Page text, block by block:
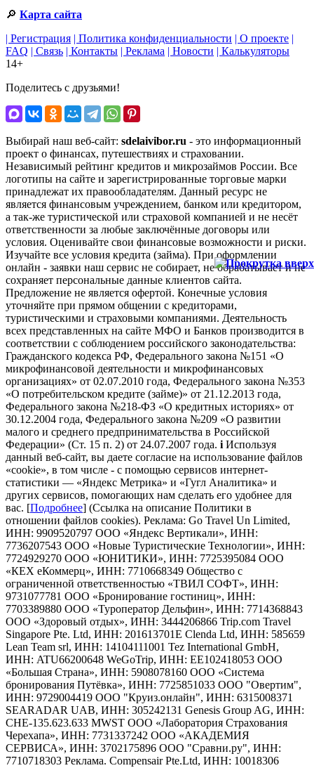
🔎 Карта сайта
| Регистрация | Политика конфиденциальности | О проекте |
FAQ | Связь | Контакты | Реклама | Новости | Калькуляторы
14+
Поделитесь с друзьями!
Выбирай наш веб-сайт: sdelaivibor.ru - это информационный
проект о финансах, путешествиях и страховании.
Независимый рейтинг кредитов и микрозаймов России. Все
логотипы на сайте и зарегистрированные торговые марки
принадлежат их правообладателям. Данный ресурс не
является финансовым учреждением, банком или кредитором,
а так-же туристической или страховой компанией и не несёт
ответственности за любые заключённые договоры или
условия. Оценивайте свои финансовые возможности и риски.
Изучайте все условия кредита (займа). При оформлении
онлайн - заявки наш сервис не собирает, не обрабатывает и не
сохраняет персональные данные клиентов сайта.
Предложение не является офертой. Конечные условия
уточняйте при прямом общении с кредиторами,
туристическими и страховыми компаниями. Деятельность
всех представленных на сайте МФО и Банков производится в
соответствии с соблюдением российского законодательства:
Гражданского кодекса РФ, Федерального закона №151 «О
микрофинансовой деятельности и микрофинансовых
организациях» от 02.07.2010 года, Федерального закона №353
«О потребительском кредите (займе)» от 21.12.2013 года,
Федерального закона №218-ФЗ «О кредитных историях» от
30.12.2004 года, Федерального закона №209 «О развитии
малого и среднего предпринимательства в Российской
Федерации» (Ст. 15 п. 2) от 24.07.2007 года. i Используя
данный веб-сайт, вы даете согласие на использование файлов
«cookie», в том числе - с помощью сервисов интернет-
статистики — «Яндекс Метрика» и «Гугл Аналитика» и
других сервисов, помогающих нам сделать его удобнее для
вас. [Подробнее] (Ссылка на описание Политики в
отношении файлов cookies). Реклама: Go Travel Un Limited,
ИНН: 9909520797 ООО «Яндекс Вертикали», ИНН:
7736207543 ООО «Новые Туристические Технологии», ИНН:
7724929270 ООО «ЮНИТИКИ», ИНН: 7725395084 ООО
«КЕХ еКоммерц», ИНН: 7710668349 Общество с
ограниченной ответственностью «ТВИЛ СОФТ», ИНН:
9731077781 ООО «Бронирование гостиниц», ИНН:
7703389880 ООО «Туроператор Дельфин», ИНН: 7714368843
ООО «Здоровый отдых», ИНН: 3444206866 Trip.com Travel
Singapore Pte. Ltd, ИНН: 201613701E Clenda Ltd, ИНН: 585659
Lean Team srl, ИНН: 14104111001 Tez International GmbH,
ИНН: ATU66200648 WeGoTrip, ИНН: EE102418053 ООО
«Большая Страна», ИНН: 5908078160 ООО «Система
бронирования Путёвка», ИНН: 7725851033 ООО "Овертим",
ИНН: 9729004419 ООО "Круиз.онлайн", ИНН: 6315008371
SEARADAR UAB, ИНН: 305242131 Genesis Group AG, ИНН:
CHE-135.623.633 MWST ООО «Лаборатория Страхования
Черехапа», ИНН: 7731337242 ООО «АКАДЕМИЯ
СЕРВИСА», ИНН: 3702175896 OOO "Сравни.ру", ИНН:
7710718303 Реклама. Compensair Pte.Ltd, ИНН: 10018306